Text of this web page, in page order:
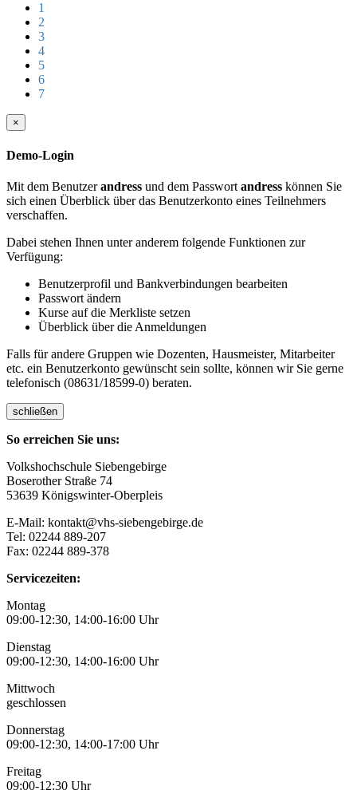
1
2
3
4
5
6
7
×
Demo-Login
Mit dem Benutzerandress und dem Passwort andress können Sie
sich einen Überblick über das Benutzerkonto eines Teilnehmers
verschaffen.
Dabei stehen Ihnen unter anderem folgende Funktionen zur
Verfügung:
Benutzerprofil und Bankverbindungen bearbeiten
Passwort ändern
Kurse auf die Merkliste setzen
Überblick über die Anmeldungen
Falls für andere Gruppen wie Dozenten, Hausmeister, Mitarbeiter
etc. ein Benutzerkonto gewünscht sein sollte, können wir Sie gerne
telefonisch (08631/18599-0) beraten.
schließen
So erreichen Sie uns:
Volkshochschule Siebengebirge
Boserother Straße 74
53639 Königswinter-Oberpleis
E-Mail: kontakt@vhs-siebengebirge.de
Tel: 02244 889-207
Fax: 02244 889-378
Servicezeiten:
Montag
09:00-12:30, 14:00-16:00 Uhr
Dienstag
09:00-12:30, 14:00-16:00 Uhr
Mittwoch
geschlossen
Donnerstag
09:00-12:30, 14:00-17:00 Uhr
Freitag
09:00-12:30 Uhr